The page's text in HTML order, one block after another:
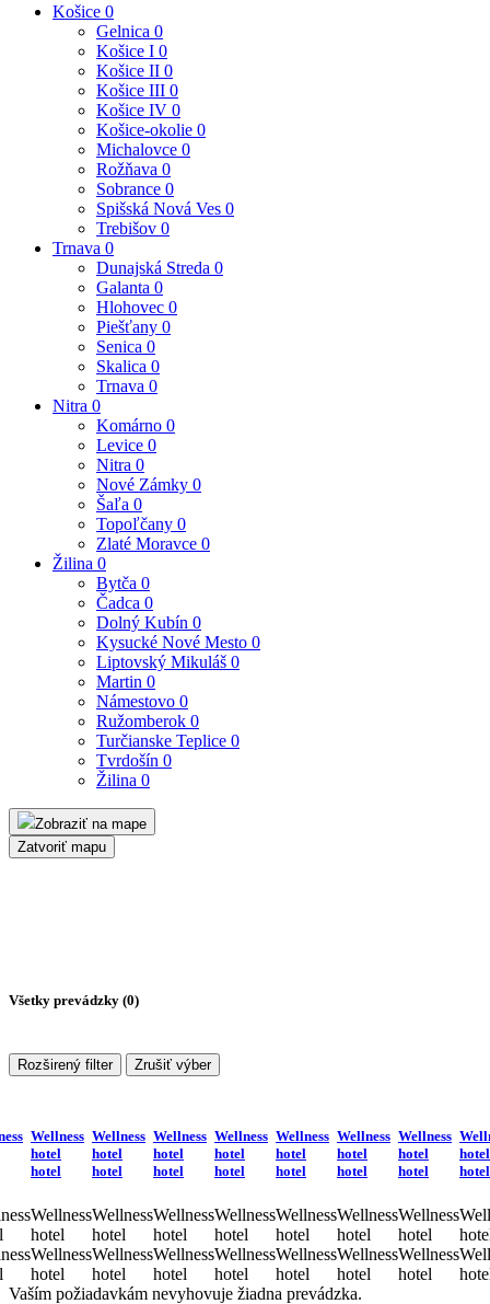
Košice 0
Gelnica 0
Košice I 0
Košice II 0
Košice III 0
Košice IV 0
Košice-okolie 0
Michalovce 0
Rožňava 0
Sobrance 0
Spišská Nová Ves 0
Trebišov 0
Trnava 0
Dunajská Streda 0
Galanta 0
Hlohovec 0
Piešťany 0
Senica 0
Skalica 0
Trnava 0
Nitra 0
Komárno 0
Levice 0
Nitra 0
Nové Zámky 0
Šaľa 0
Topoľčany 0
Zlaté Moravce 0
Žilina 0
Bytča 0
Čadca 0
Dolný Kubín 0
Kysucké Nové Mesto 0
Liptovský Mikuláš 0
Martin 0
Námestovo 0
Ružomberok 0
Turčianske Teplice 0
Tvrdošín 0
Žilina 0
Zobraziť na mape
Zatvoriť mapu
Všetky prevádzky (0)
Rozširený filter Zrušiť výber
Wellness
hotel
hotel
Wellness
hotel
Wellness
hotel
Wellness
hotel
hotel
Wellness
hotel
Wellness
hotel
Wellness
hotel
hotel
Wellness
hotel
Wellness
hotel
Wellness
hotel
hotel
Wellness
hotel
Wellness
hotel
Wellness
hotel
hotel
Wellness
hotel
Wellness
hotel
Wellness
hotel
hotel
Wellness
hotel
Wellness
hotel
Wellness
hotel
hotel
Wellness
hotel
Wellness
hotel
hotel
hotel
Vaším požiadavkám nevyhovuje žiadna prevádzka.